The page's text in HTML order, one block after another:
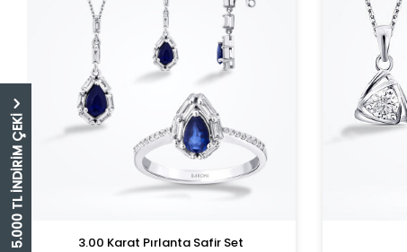
5.000 TL İNDİRİM ÇEKİ 3.00 Karat Pırlanta Safir Set